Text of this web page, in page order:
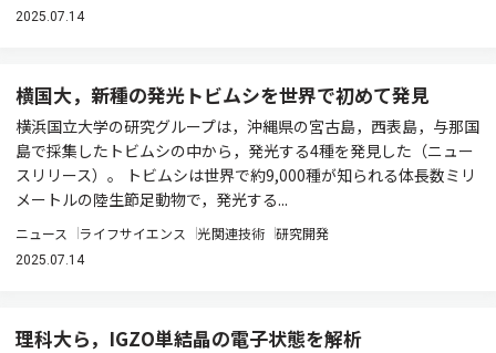
2025.07.14
横国大，新種の発光トビムシを世界で初めて発見
横浜国立大学の研究グループは，沖縄県の宮古島，西表島，与那国
島で採集したトビムシの中から，発光する4種を発見した（ニュー
スリリース）。 トビムシは世界で約9,000種が知られる体長数ミリ
メートルの陸生節足動物で，発光する...
ニュース ライフサイエンス 光関連技術 研究開発
2025.07.14
理科大ら，IGZO単結晶の電子状態を解析